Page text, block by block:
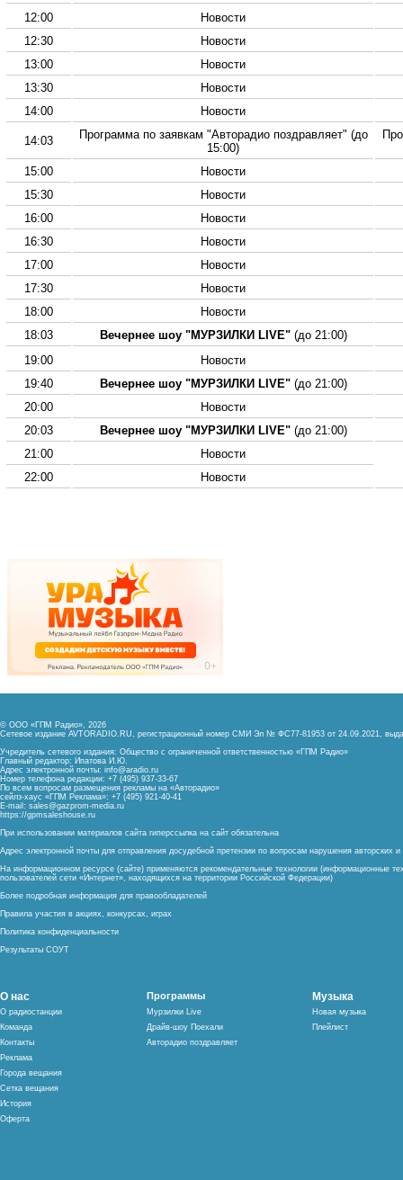
12:00
Новости
12:30
Новости
13:00
Новости
13:30
Новости
14:00
Новости
14:03
Программа по заявкам "Авторадио поздравляет" (до
15:00)
15:00
Новости
15:30
Новости
16:00
Новости
16:30
Новости
17:00
Новости
17:30
Новости
18:00
Новости
18:03
Вечернее шоу "МУРЗИЛКИ LIVE"(до 21:00)
19:00
Новости
19:40
Вечернее шоу "МУРЗИЛКИ LIVE"(до 21:00)
20:00
Новости
20:03
Вечернее шоу "МУРЗИЛКИ LIVE"(до 21:00)
21:00
Новости
22:00
Новости
© ООО «ГПМ Радио», 2026
Сетевое издание AVTORADIO.RU, регистрационный номер СМИ Эл № ФС77-81953 от 24.09.2021,
Учредитель сетевого издания: Общество с ограниченной ответственностью «ГПМ Радио»
Главный редактор: Ипатова И.Ю.
Адрес электронной почты: info@aradio.ru
Номер телефона редакции: +7 (495) 937-33-67
По всем вопросам размещения рекламы на «Авторадио»
сейлз-хаус «ГПМ Реклама»: +7 (495) 921-40-41
E-mail: sales@gazprom-media.ru
https://gpmsaleshouse.ru
При использовании материалов сайта гиперссылка на сайт обязательна
Адрес электронной почты для отправления досудебной претензии по вопросам нарушения авторских
На информационном ресурсе (сайте) применяются рекомендательные технологии (информационные
пользователей сети «Интернет», находящихся на территории Российской Федерации)
Более подробная информация для правообладателей
Правила участия в акциях, конкурсах, играх
Политика конфиденциальности
Результаты СОУТ
О нас
О радиостанции
Команда
Контакты
Реклама
Города вещания
Сетка вещания
История
Оферта
Программы
Мурзилки Live
Драйв-шоу Поехали
Авторадио поздравляет
Музыка
Новая музыка
Плейлист